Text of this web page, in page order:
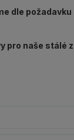
dle
pro naše stálé